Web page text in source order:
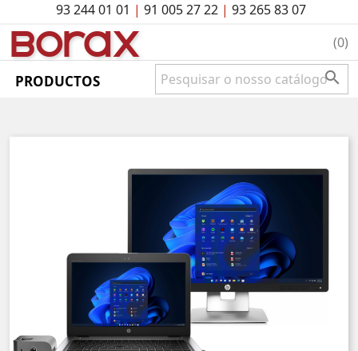
93 244 01 01 | 91 005 27 22| 93 265 83 07
BOrAx (0)
PRODUCTOS 